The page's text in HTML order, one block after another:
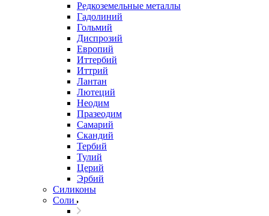
Редкоземельные металлы
Гадолиний
Гольмий
Диспрозий
Европий
Иттербий
Иттрий
Лантан
Лютеций
Неодим
Празеодим
Самарий
Скандий
Тербий
Тулий
Церий
Эрбий
Силиконы
Соли